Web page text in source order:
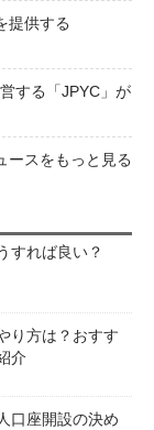
提供する
する「JPYC」が
ースをもっと見る
すれば良い？
り方は？おすす
介
口座開設の決め